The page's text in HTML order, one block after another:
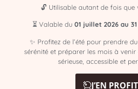
Son jour de
🔓 Utilisable autant de fois que
⏳ Valable du 01 juillet 2026 au
✨ Profitez de l’été pour prendre
sérénité et préparer les mois à
sérieuse, accessible et
J’EN